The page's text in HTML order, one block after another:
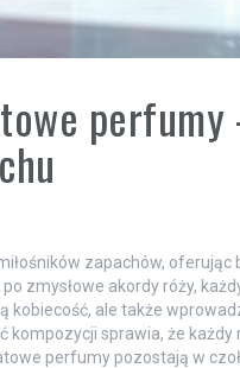
zapachów,
zmysłowe akordy róży,
kobiecość, ale także
sprawia, że każdy
perfumy pozostają w